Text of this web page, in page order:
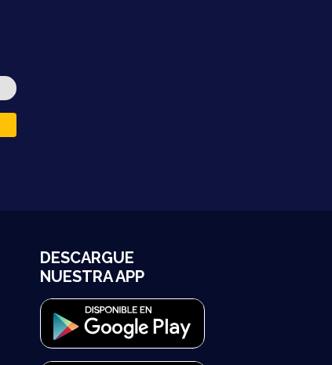
DESCARGUE
NUESTRA APP